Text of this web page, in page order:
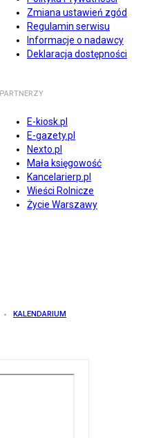
Zmiana ustawień zgód
Regulamin serwisu
Informacje o nadawcy
Deklaracja dostępności
PARTNERZY
E-kiosk.pl
E-gazety.pl
Nexto.pl
Mała księgowość
Kancelarierp.pl
Wieści Rolnicze
Życie Warszawy
KALENDARIUM